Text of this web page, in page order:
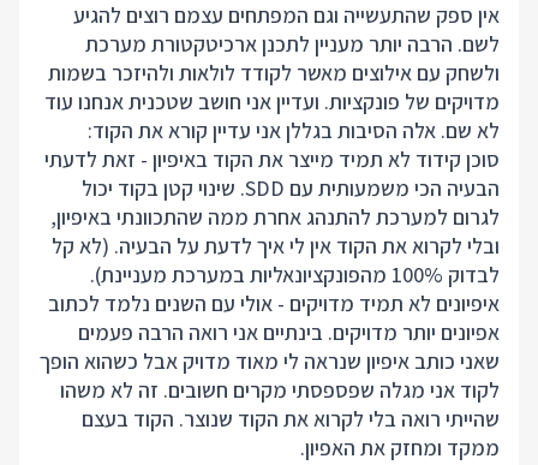
אין ספק שהתעשייה וגם המפתחים עצמם רוצים להגיע
לשם. הרבה יותר מעניין לתכנן ארכיטקטורת מערכת
ולשחק עם אילוצים מאשר לקודד לולאות ולהיזכר בשמות
מדויקים של פונקציות. ועדיין אני חושב שטכנית אנחנו עוד
לא שם. אלה הסיבות בגללן אני עדיין קורא את הקוד:
סוכן קידוד לא תמיד מייצר את הקוד באיפיון - זאת לדעתי
הבעיה הכי משמעותית עם SDD. שינוי קטן בקוד יכול
לגרום למערכת להתנהג אחרת ממה שהתכוונתי באיפיון,
ובלי לקרוא את הקוד אין לי איך לדעת על הבעיה. (לא קל
לבדוק 100% מהפונקציונאליות במערכת מעניינת).
איפיונים לא תמיד מדויקים - אולי עם השנים נלמד לכתוב
אפיונים יותר מדויקים. בינתיים אני רואה הרבה פעמים
שאני כותב איפיון שנראה לי מאוד מדויק אבל כשהוא הופך
לקוד אני מגלה שפספסתי מקרים חשובים. זה לא משהו
שהייתי רואה בלי לקרוא את הקוד שנוצר. הקוד בעצם
ממקד ומחזק את האפיון.